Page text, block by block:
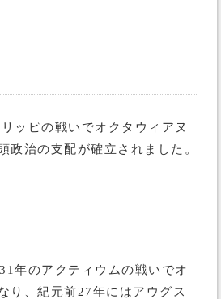
ッピの戦いでオクタウィアヌ
治の支配が確立されました。
年のアクティウムの戦いでオ
り、紀元前27年にはアウグス